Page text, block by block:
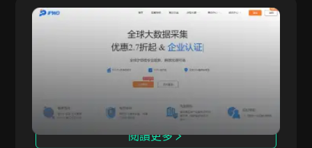
保加利亚 IPWO
IPWO 提供全球住宅代理IP服務，是全球領先的代
理服務提供商，通過真實用戶設備提供IP地址，幫
助用戶實現更安全、更匿名的上網。其高質量的IP
資源適應各種在線需求，幫助用戶輕鬆繞過區域限
閱讀更多